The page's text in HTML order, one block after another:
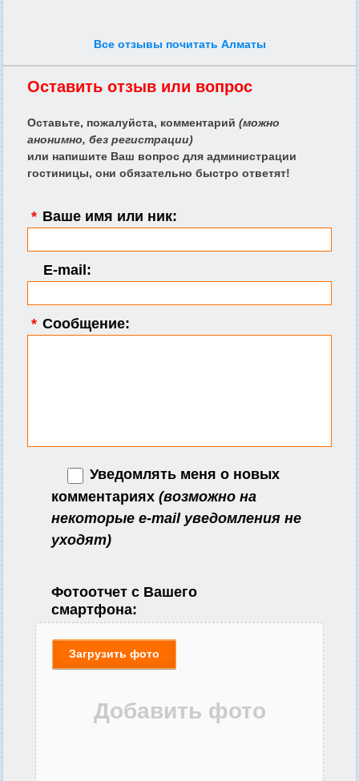
Все отзывы почитать Алматы
Оставить отзыв или вопрос
Оставьте, пожалуйста, комментарий (можно
анонимно, без регистрации)
или напишите Ваш вопрос для администрации
гостиницы, они обязательно быстро ответят!
* Ваше имя или ник:
E-mail:
* Сообщение:
Уведомлять меня о новых
комментариях (возможно на
некоторые e-mail уведомления не
уходят)
Фотоотчет с Вашего
смартфона:
Загрузить фото